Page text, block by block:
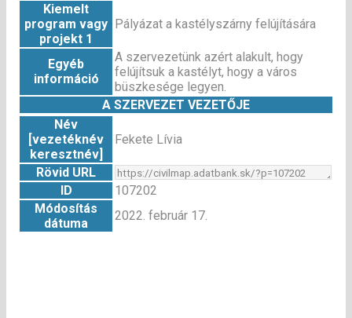
Kiemelt
program vagy
projekt 1
Pályázat a kastélyszárny felújítására
Egyéb
információ
A szervezetünk azért alakult, hogy
felújítsuk a kastélyt, hogy a város
büszkesége legyen.
A SZERVEZET VEZETŐJE
Név
[vezetéknév
keresztnév]
Fekete Lívia
Rövid URL
ID
107202
Módosítás
dátuma
2022. február 17.